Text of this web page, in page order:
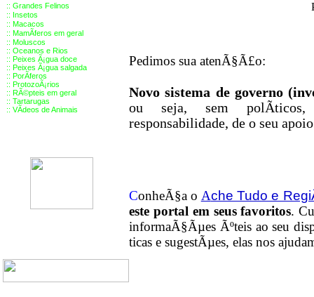
:: Grandes Felinos
:: Insetos
:: Macacos
:: MamÃ­feros em geral
:: Moluscos
:: Oceanos e Rios
:: Peixes Ã¡gua doce
:: Peixes Ã¡gua salgada
:: PorÃ­feros
:: ProtozoÃ¡rios
:: RÃ©pteis em geral
:: Tartarugas
:: VÃ­deos de Animais
Pedimos sua atenÃ§Ã£o:
Novo sistema de governo
ou seja, sem polÃ­ticos,
responsabilidade, de o seu
ConheÃ§a o Ache Tudo e
este portal em seus favoritos.
informaÃ§Ãµes Ãºteisao seu
ticas e sugestÃµes, elas nos